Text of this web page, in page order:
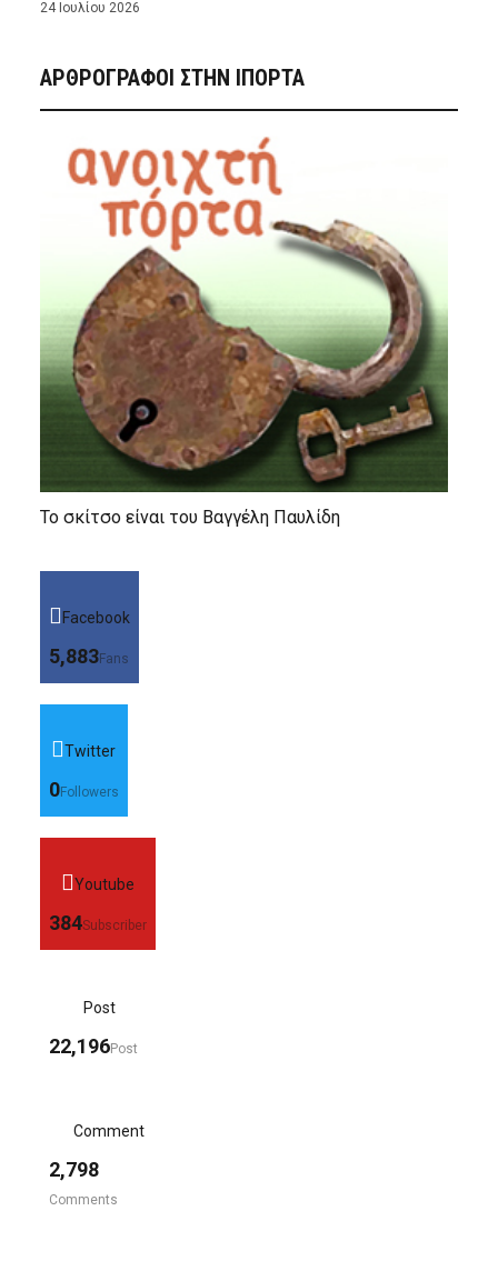
24 Ιουλίου 2026
ΑΡΘΡΟΓΡΑΦΟΙ ΣΤΗΝ IΠΟΡΤΑ
Το σκίτσο είναι του Βαγγέλη Παυλίδη
Facebook
5,883Fans
Twitter
0Followers
Youtube
384Subscriber
Post
22,196Post
Comment
2,798
Comments